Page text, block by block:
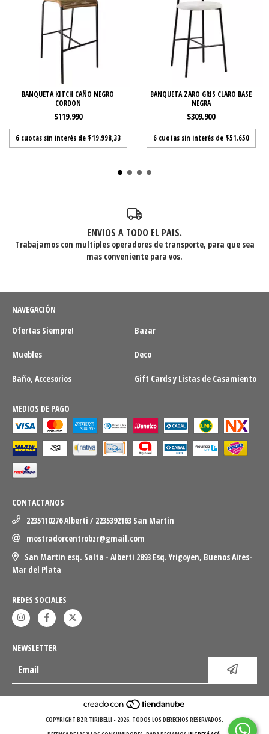
BANQUETA KITCH CAÑO NEGRO
CORDON
$119.990
6 cuotas sin interés de $19.998,33
BANQUETA ZARO GRIS CLARO BASE
NEGRA
$309.900
6 cuotas sin interés de $51.650
ENVIOS A TODO EL PAIS.
Trabajamos con multiples operadores de transporte, para que sea
mas conveniente para vos.
NAVEGACIÓN
Ofertas Siempre!
Bazar
Muebles Deco
Baño, Accesorios Gift Cards y Listas de Casamiento
MEDIOS DE PAGO
CONTACTANOS
2235110276 Alberti / 2235392163 San Martin
mostradorcentrobzr@gmail.com
San Martin esq. Salta - Alberti 2893 Esq. Yrigoyen, Buenos Aires-
Mar del Plata
REDES SOCIALES
NEWSLETTER
COPYRIGHT BZR TIRIBELLI - 2026. TODOS LOS DERECHOS RESERVADOS.